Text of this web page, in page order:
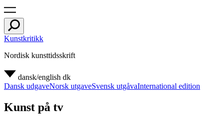
Kunstkritikk
Nordisk kunsttidsskrift
dansk/english dk
Dansk udgaveNorsk utgaveSvensk utgåvaInternational edition
Kunst på tv